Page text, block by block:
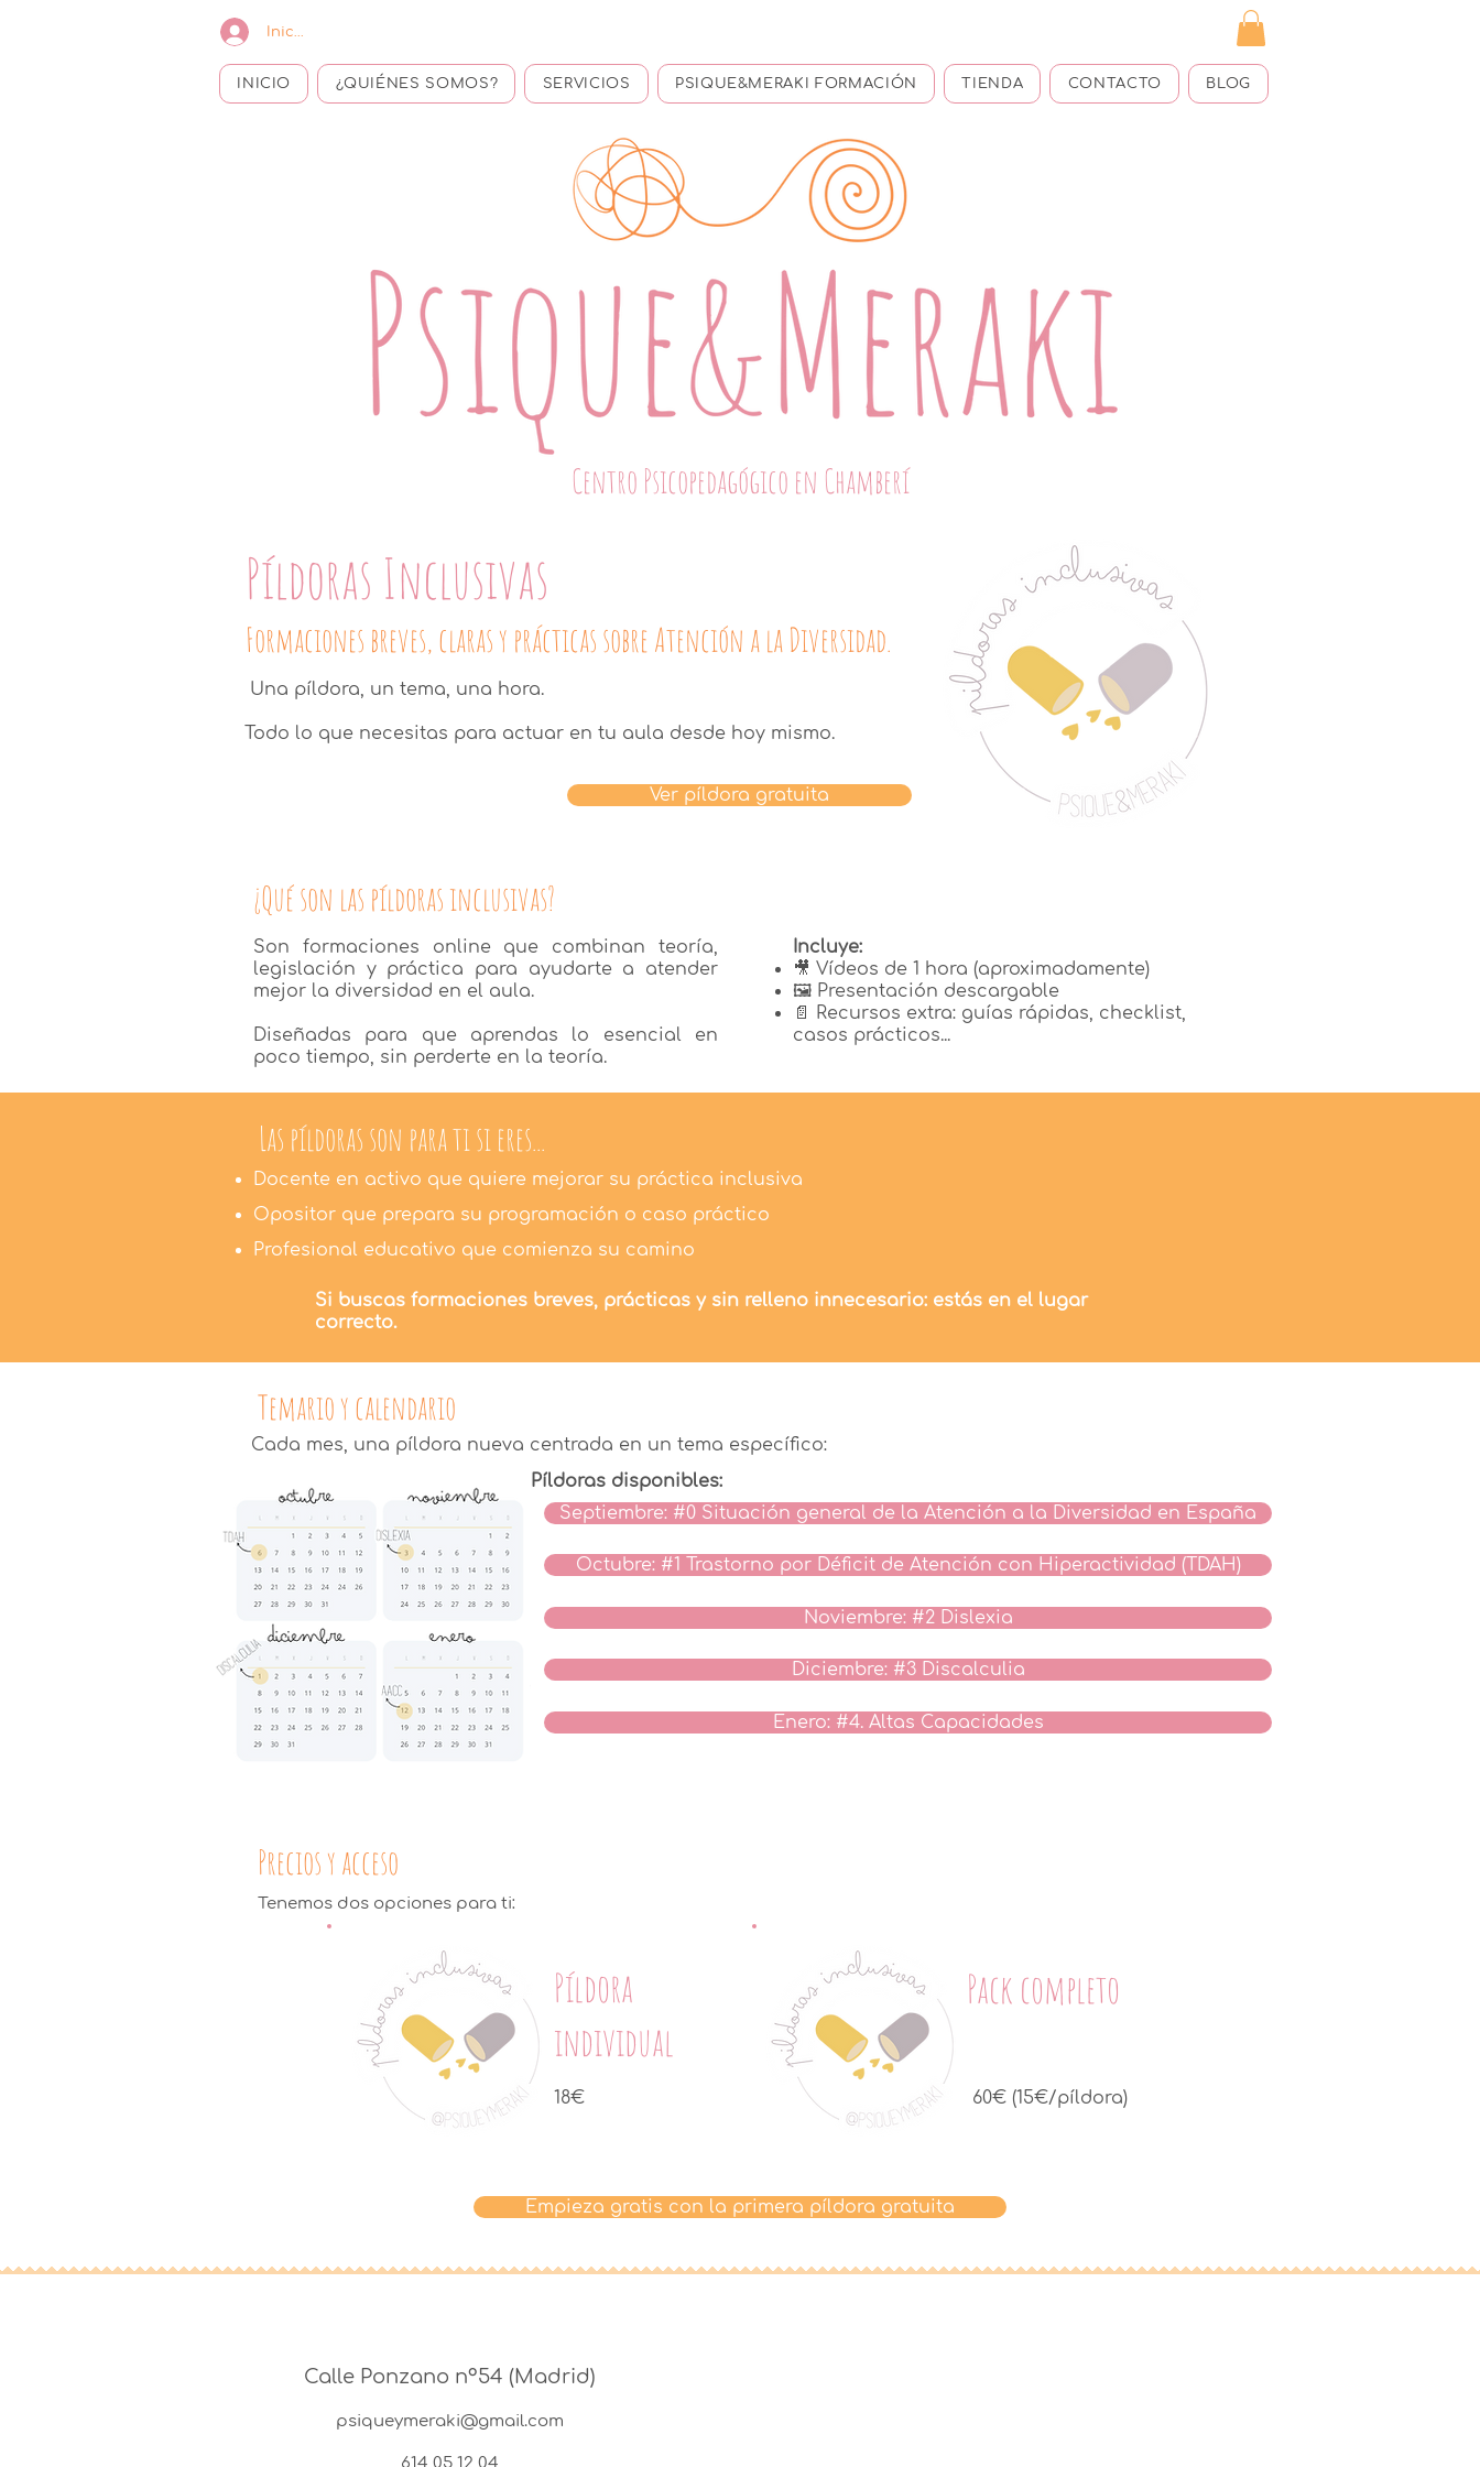
Iniciar sesión
INICIO ¿QUIÉNES SOMOS? SERVICIOS PSIQUE&MERAKI FORMACIÓN TIENDA CONTACTO BLOG
Centro Psicopedagógico en Chamberí
Píldoras Inclusivas
Formaciones breves, claras y prácticas sobre Atención a la Diversidad.
Una píldora, un tema, una hora.
Todo lo que necesitas para actuar en tu aula desde hoy mismo.
Ver píldora gratuita
¿Qué son las píldoras inclusivas?
Son formaciones online que combinan teoría,
legislación y práctica para ayudarte a atender
mejor la diversidad en el aula.
Diseñadas para que aprendas lo esencial en
poco tiempo, sin perderte en la teoría.
Incluye:
🎥 Vídeos de 1 hora (aproximadamente)
🖼️ Presentación descargable
📄 Recursos extra: guías rápidas, checklist,
casos prácticos...
Las píldoras son para ti si eres...
Docente en activo que quiere mejorar su práctica inclusiva
Opositor que prepara su programación o caso práctico
Profesional educativo que comienza su camino
Si buscas formaciones breves, prácticas y sin relleno innecesario: estás en el lugar
correcto.
Temario y calendario
Píldoras disponibles:
Cada mes, una píldora nueva centrada en un tema específico:
Septiembre: #0 Situación general de la Atención a la Diversidad en España
Octubre: #1 Trastorno por Déficit de Atención con Hiperactividad (TDAH)
Noviembre: #2 Dislexia
Diciembre: #3 Discalculia
Enero: #4. Altas Capacidades
Precios y acceso
Tenemos dos opciones para ti:​
Píldora
individual
18€
Pack completo
60€ (15€/píldora)
Empieza gratis con la primera píldora gratuita
Calle Ponzano nº54 (Madrid)
psiqueymeraki@gmail.com